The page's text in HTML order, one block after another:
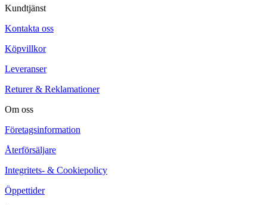
Kundtjänst
Kontakta oss
Köpvillkor
Leveranser
Returer & Reklamationer
Om oss
Företagsinformation
Återförsäljare
Integritets- & Cookiepolicy
Öppettider